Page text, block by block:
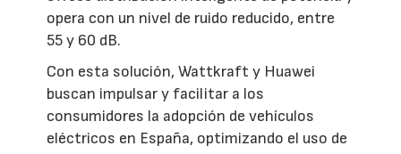
opera con un nivel de ruido reducido, entre
55 y 60 dB.
Con esta solución, Wattkraft y Huawei
buscan impulsar y facilitar a los
consumidores la adopción de vehículos
eléctricos en España, optimizando el uso de